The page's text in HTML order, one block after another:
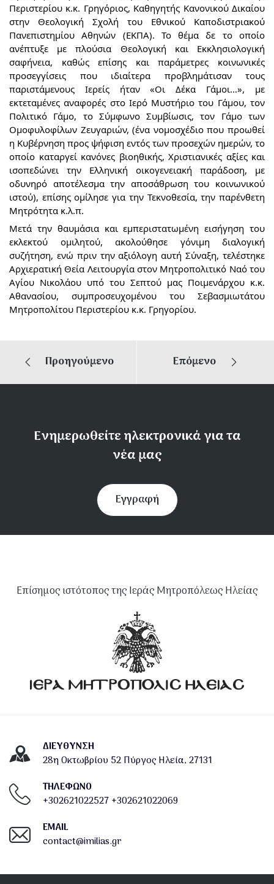
Περιστερίου κ.κ. Γρηγόριος, Καθηγητής Κανονικού Δικαίου
στην Θεολογική Σχολή του Εθνικού Καποδιστριακού
Πανεπιστημίου Αθηνών (ΕΚΠΑ). Το θέμα δε το οποίο
ανέπτυξε με πλούσια Θεολογική και Εκκλησιολογική
σαφήνεια, καθώς επίσης και παράμετρες κοινωνικές
προσεγγίσεις που ιδιαίτερα προβλημάτισαν τους
παριστάμενους Ιερείς ήταν «Οι Δέκα Γάμοι…», με
εκτεταμένες αναφορές στο Ιερό Μυστήριο του Γάμου, τον
Πολιτικό Γάμο, το Σύμφωνο Συμβίωσις, τον Γάμο των
Ομοφυλοφίλων Ζευγαριών, (ένα νομοσχέδιο που προωθεί
η Κυβέρνηση προς ψήφιση εντός των προσεχών ημερών, το
οποίο καταργεί κανόνες βιοηθικής, Χριστιανικές αξίες και
ισοπεδώνει την Ελληνική οικογενειακή παράδοση, με
οδυνηρό αποτέλεσμα την αποσάθρωση του κοινωνικού
ιστού), επίσης ομίλησε για την Τεκνοθεσία, την παρένθετη
Μητρότητα κ.λ.π.
Μετά την θαυμάσια και εμπεριστατωμένη εισήγηση του
εκλεκτού ομιλητού, ακολούθησε γόνιμη διαλογική
συζήτηση, ενώ πριν την αξιόλογη αυτή Σύναξη, τελέστηκε
Αρχιερατική Θεία Λειτουργία στον Μητροπολιτικό Ναό του
Αγίου Νικολάου υπό του Σεπτού μας Ποιμενάρχου κ.κ.
Αθανασίου, συμπροσευχομένου του Σεβασμιωτάτου
Μητροπολίτου Περιστερίου κ.κ. Γρηγορίου.
Προηγούμενο Επόμενο
Ενημερωθείτε ηλεκτρονικά για τα
νέα μας
Εγγραφή
Επίσημος ιστότοπος της Ιεράς Μητροπόλεως Ηλείας
ΔΙΕΎΘΥΝΣΗ
28η Οκτωβρίου 52 Πύργος Ηλεία, 27131
ΤΗΛΕΦΩΝΟ
+302621022527 +302621022069
EMAIL
contact@imilias.gr